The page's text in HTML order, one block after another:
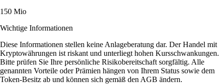
150 Mio
Wichtige Informationen
Diese Informationen stellen keine Anlageberatung dar. Der Handel mit
Kryptowährungen ist riskant und unterliegt hohen Kursschwankungen.
Bitte prüfen Sie Ihre persönliche Risikobereitschaft sorgfältig. Alle
genannten Vorteile oder Prämien hängen von Ihrem Status sowie dem
Token-Besitz ab und können sich gemäß den AGB ändern.